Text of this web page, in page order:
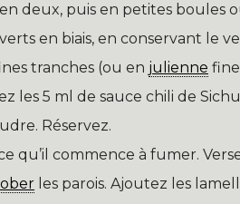
deux, puis en petites boules
en biais, en conservant le
tranches (ou en julienne
les 5 ml de sauce chili de
Réservez.
qu’il commence à fumer.
les parois. Ajoutez les